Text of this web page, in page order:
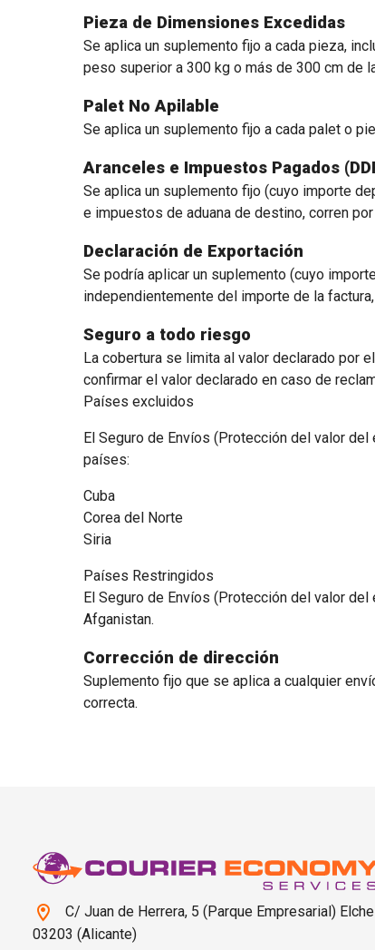
Pieza de Dimensiones Excedidas
Se aplica un suplemento fijo a cada pieza,
peso superior a 300 kg o más de 300 cm de
Palet No Apilable
Se aplica un suplemento fijo a cada palet o
Aranceles e Impuestos Pagados
Se aplica un suplemento fijo (cuyo importe
e impuestos de aduana de destino, corren
Declaración de Exportación
Se podría aplicar un suplemento (cuyo
independientemente del importe de la
Seguro a todo riesgo
La cobertura se limita al valor declarado por
confirmar el valor declarado en caso de
Países excluidos
El Seguro de Envíos (Protección del valor
países:
Cuba
Corea del Norte
Siria
Países Restringidos
El Seguro de Envíos (Protección del valor
Afganistan.
Corrección de dirección
Suplemento fijo que se aplica a cualquier
correcta.
C/ Juan de Herrera, 5 (Parque Empresarial) Elche
03203 (Alicante)